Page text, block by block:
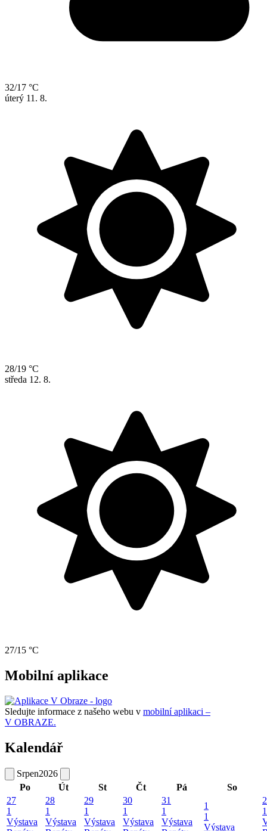
32/17 °C
úterý 11. 8.
28/19 °C
středa 12. 8.
27/15 °C
Mobilní aplikace
Sledujte informace z našeho webu v mobilní aplikaci –
V OBRAZE.
Kalendář
Srpen2026
Po
Út St Čt Pá
So
27
1
Výstava
28
1
Výstava
29
1
Výstava
30
1
Výstava
31
1
Výstava
1
1
Výstava
2
1